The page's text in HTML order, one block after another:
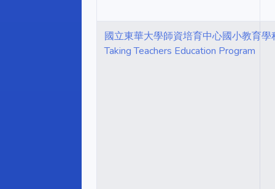
國立東華大學師資培育中心國小教育
Taking Teachers Education Program